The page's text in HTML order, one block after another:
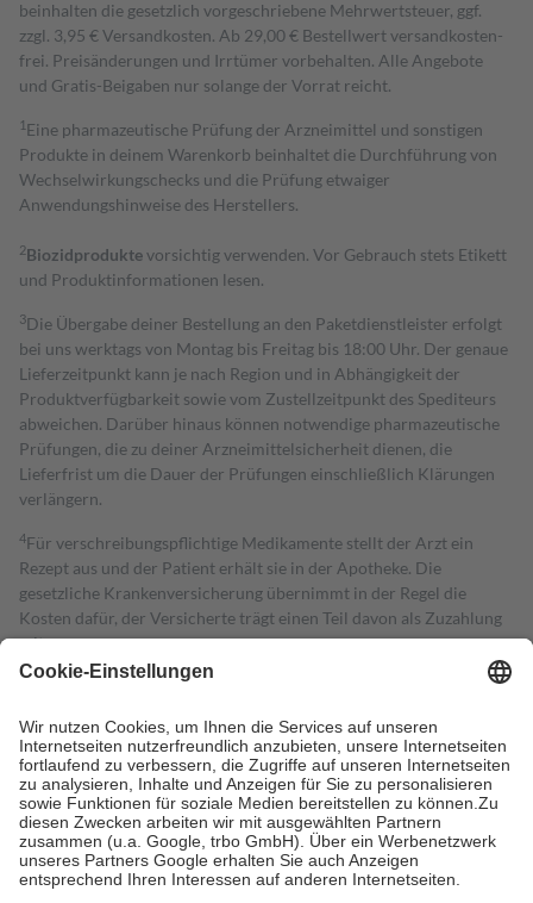
beinhalten die gesetzlich vorgeschriebene Mehrwertsteuer, ggf.
zzgl. 3,95 € Versandkosten. Ab 29,00 € Bestell­wert versand­kosten­
frei. Preisänderungen und Irrtümer vorbehalten. Alle Angebote
und Gratis-Beigaben nur solange der Vorrat reicht.
1 Eine pharmazeutische Prüfung der Arzneimittel und sonstigen
Produkte in deinem Warenkorb beinhaltet die Durchführung von
Wechselwirkungschecks und die Prüfung etwaiger
Anwendungshinweise des Herstellers.
2Biozidproduktevorsichtig verwenden. Vor Gebrauch stets Etikett
und Produktinformationen lesen.
3Die Übergabe deiner Bestellung an den Paketdienstleister erfolgt
bei uns werktags von Montag bis Freitag bis 18:00 Uhr. Der genaue
Lieferzeitpunkt kann je nach Region und in Abhängigkeit der
Produktverfügbarkeit sowie vom Zustellzeitpunkt des Spediteurs
abweichen. Darüber hinaus können notwendige pharmazeutische
Prüfungen, die zu deiner Arzneimittelsicherheit dienen, die
Lieferfrist um die Dauer der Prüfungen einschließlich Klärungen
verlängern.
4Für verschreibungspflichtige Medikamente stellt der Arzt ein
Rezept aus und der Patient erhält sie in der Apotheke. Die
gesetzliche Krankenversicherung übernimmt in der Regel die
Kosten dafür, der Versicherte trägt einen Teil davon als Zuzahlung
mit.
Grundsätzlich leisten Mitglieder Zuzahlungen in Höhe von zehn
höchstens zehn Euro.
Es sind jedoch nie mehr als die tatsächlichen
Kosten der Leistung zu entrichten.
Diese Regeln gelten grundsätzlich auch für Online-Apotheken.
Bei Heilmitteln und häuslicher Krankenpflege beträgt die
Zuzahlung zehn Prozent der Kosten sowie zehn Euro je
Verordnung.
Um das Engagement der Versicherten für ihre eigene Gesundheit zu
stärken und die besondere Stellung der Familie zu unterstützen,